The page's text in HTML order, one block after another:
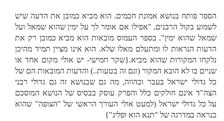
הספר פותח בנושא אמונת חכמים. הוא מביא כמובן את הדעה שיש
לשמוע בקול הרבנים, "אפילו אם אומר לך על ימין שהוא שמאל ועל
שמאל שהוא ימין". בספר העמוס מובאות הוא מביא כמובן רק את
הדעות הנראות לו ומתעלם מאלו שלא. הוא אינו מציין תמיד מהיכן
נלקחו המקורות שהוא מביא.{שקר חמישי- יש אולי מקום אחד או
שניים בו לא הובא המקור (וגם זה בטעות..) והדעות המובאות הם של
כל גדולי ישראל בעבר ובהווה, מה גם שבנושא זה גם גדולי רבני
הצה"ד אינם חולקים כלל והפרק עוסק בבסיס של הנושא המוסכם
על כל גדולי ישראל (למעט אולי העורך הראשי של "הצופה" שהוא
כנראה במדרגה של "תנא הוא ופליג"}